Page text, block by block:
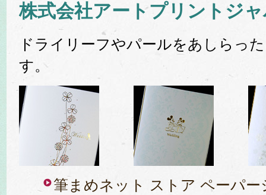
株式会社アートプリントジ
ドライリーフやパールをあしらっ
す。
筆まめネット ストア ペーパ